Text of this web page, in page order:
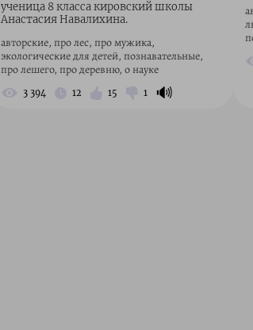
ученица 8 класса кировский школы
Анастасия Навалихина.
авторские, про лес, про мужика,
экологические для детей, познавательные,
про лешего, про деревню, о науке
3 394 12 15 1 🔊